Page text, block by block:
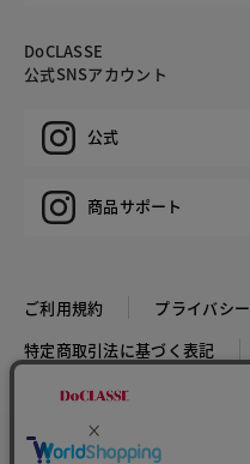
カラー・サイ
DoCLASSE
公式SNSアカウント
公式
商品サポート
ご利用規約
プライバシ
特定商取引法に基づく表記
COPYRIGHT © DoCLASSE ALL